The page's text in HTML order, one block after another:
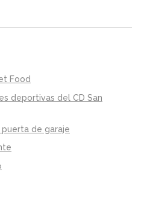
Food
deportivas del CD San
de garaje